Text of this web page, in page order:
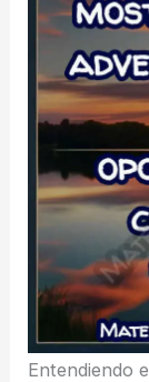
Entendiendo